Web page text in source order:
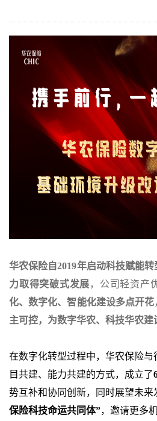
华农保险自2019年启动科技赋能
力取得突破式发展 ，公司轻资产
化、数字化、智能化建设多点开花
主可控，为数字华农、科技华农建
在数字化转型过程中，华农保险
目共建、能力共建的方式，成立了
势互补和协同创新，同时展望未来
保险科技命运共同体”，邀请更多